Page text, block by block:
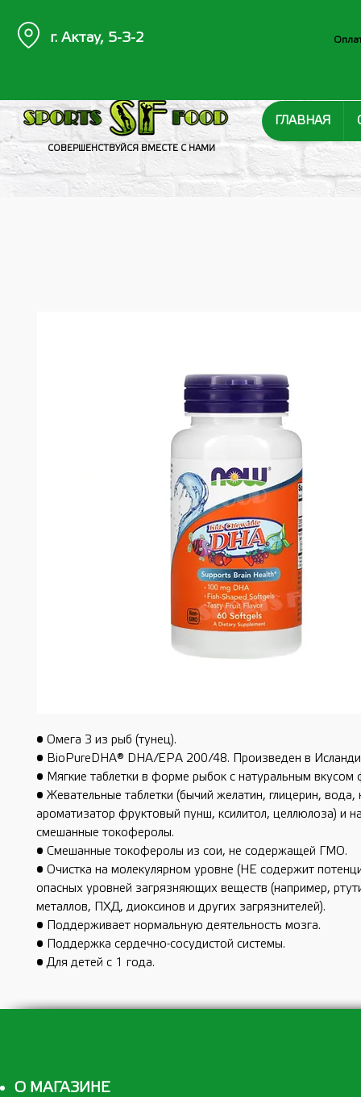
СОВЕРШЕНСТВУЙСЯ ВМЕСТЕ С НАМИ
ГЛАВНАЯ
г. Актау, 5-3-2
• Омега 3 из рыб (тунец).
• BioPureDHA® DHA/EPA 200/48. Произведен в
• Мягкие таблетки в форме рыбок с натуральным вкусом
• Жевательные таблетки (бычий желатин, глицерин, вода,
ароматизатор фруктовый пунш, ксилитол, целлюлоза) и
смешанные токоферолы.
• Смешанные токоферолы из сои, не содержащей ГМО.
• Очистка на молекулярном уровне (НЕ содержит
опасных уровней загрязняющих веществ (например,
металлов, ПХД, диоксинов и других загрязнителей).
• Поддерживает нормальную деятельность мозга.
• Поддержка сердечно-сосудистой системы.
• Для детей с 1 года.
О МАГАЗИНЕ